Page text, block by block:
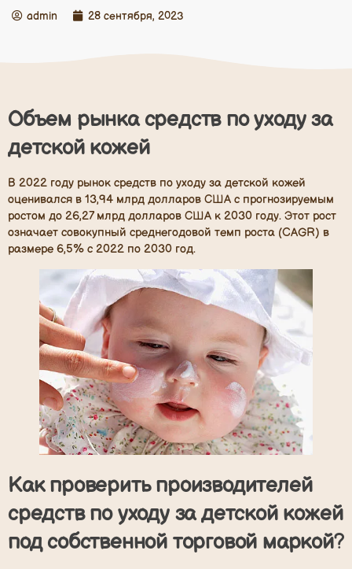
admin 28 сентября, 2023
Объем рынка средств по уходу за
детской кожей
В 2022 году рынок средств по уходу за детской кожей
оценивался в 13,94 млрд долларов США с прогнозируемым
ростом до 26,27 млрд долларов США к 2030 году. Этот рост
означает совокупный среднегодовой темп роста (CAGR) в
размере 6,5% с 2022 по 2030 год.
Как проверить производителей
средств по уходу за детской кожей
под собственной торговой маркой?